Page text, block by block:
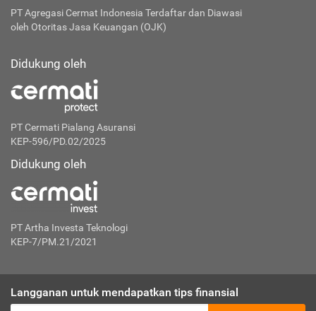
PT Agregasi Cermat Indonesia Terdaftar dan Diawasi
oleh Otoritas Jasa Keuangan (OJK)
Didukung oleh
PT Cermati Pialang Asuransi
KEP-596/PD.02/2025
Didukung oleh
PT Artha Investa Teknologi
KEP-7/PM.21/2021
Langganan untuk mendapatkan tips finansial